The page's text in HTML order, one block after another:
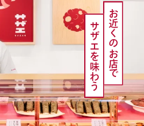
お近くのお店で
サザエを味わう